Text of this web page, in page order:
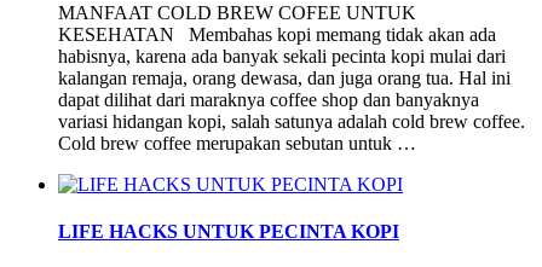
MANFAAT COLD BREW COFEE UNTUK
KESEHATAN Membahas kopi memang tidak akan ada
habisnya, karena ada banyak sekali pecinta kopi mulai dari
kalangan remaja, orang dewasa, dan juga orang tua. Hal ini
dapat dilihat dari maraknya coffee shop dan banyaknya
variasi hidangan kopi, salah satunya adalah cold brew coffee.
Cold brew coffee merupakan sebutan untuk …
LIFE HACKS UNTUK PECINTA KOPI